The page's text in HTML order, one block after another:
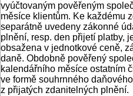
vyúčtovaným pověřeným
měsíce klientům. Ke kaž­dému
separátně uvedeny zákonné
plnění, resp. den přijetí platby,
obsažena v jednotkové ceně,
daně. Obdobně pověřený
kalendářního měsíce ostatním
ve formě souhrnného
z přijatých zdanitelných plnění.